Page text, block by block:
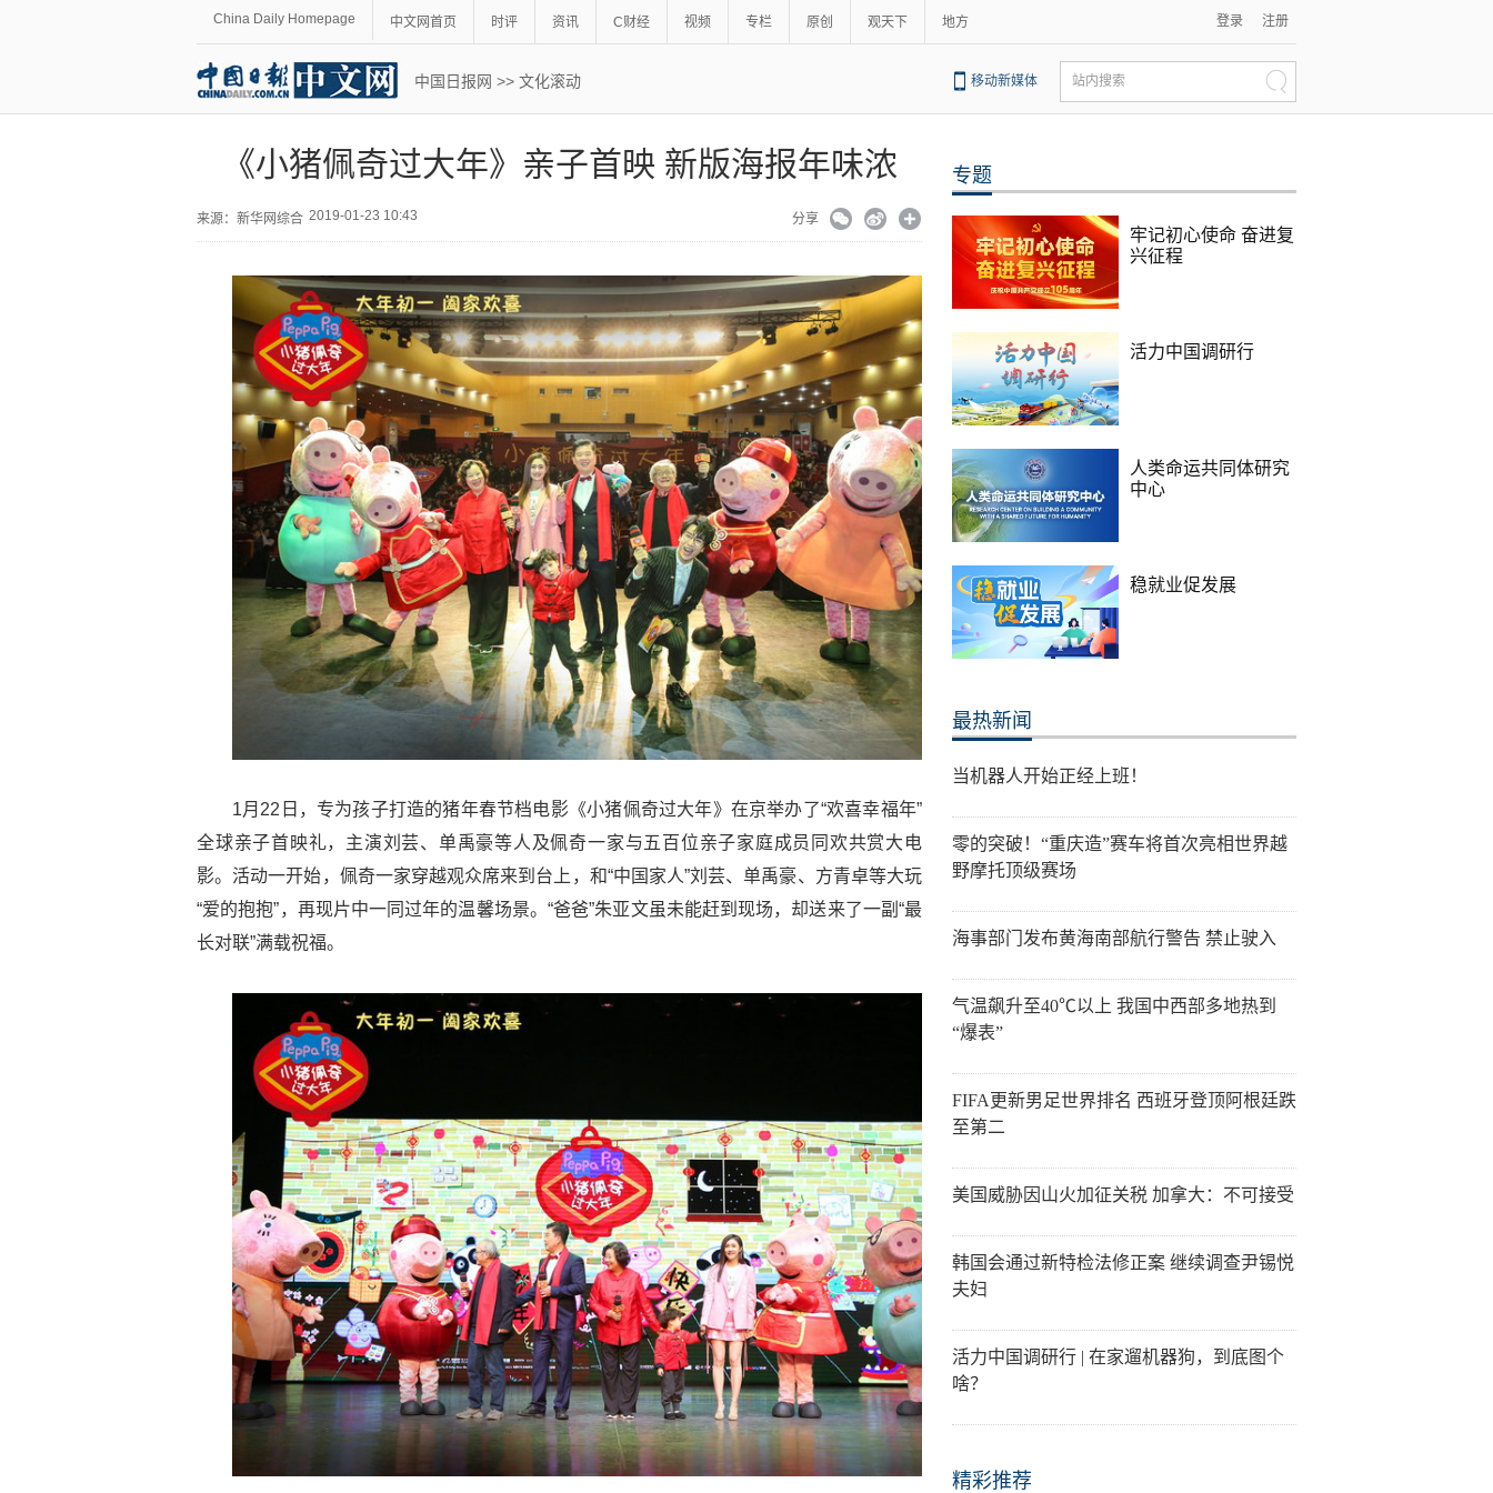
China Daily Homepage 中文网首页 时评 资讯 C财经 视频 专栏 原创 观天下 地方 登录 注册
中国日报网 >> 文化滚动 移动新媒体 站内搜索
《小猪佩奇过大年》亲子首映 新版海报年味浓
来源： 新华网综合 2019-01-23 10:43 分享
1月22日，专为孩子打造的猪年春节档电影《小猪佩奇过大年》在京举办了“欢喜幸福年”
全球亲子首映礼，主演刘芸、单禹豪等人及佩奇一家与五百位亲子家庭成员同欢共赏大电
影。活动一开始，佩奇一家穿越观众席来到台上，和“中国家人”刘芸、单禹豪、方青卓等大玩
“爱的抱抱”，再现片中一同过年的温馨场景。“爸爸”朱亚文虽未能赶到现场，却送来了一副“最
长对联”满载祝福。
专题
牢记初心使命 奋进复
兴征程
活力中国调研行
人类命运共同体研究
中心
稳就业促发展
最热新闻
当机器人开始正经上班！
零的突破！“重庆造”赛车将首次亮相世界越
野摩托顶级赛场
海事部门发布黄海南部航行警告 禁止驶入
气温飙升至40℃以上 我国中西部多地热到
“爆表”
FIFA更新男足世界排名 西班牙登顶阿根廷跌
至第二
美国威胁因山火加征关税 加拿大：不可接受
韩国会通过新特检法修正案 继续调查尹锡悦
夫妇
活力中国调研行 | 在家遛机器狗，到底图个
啥？
精彩推荐